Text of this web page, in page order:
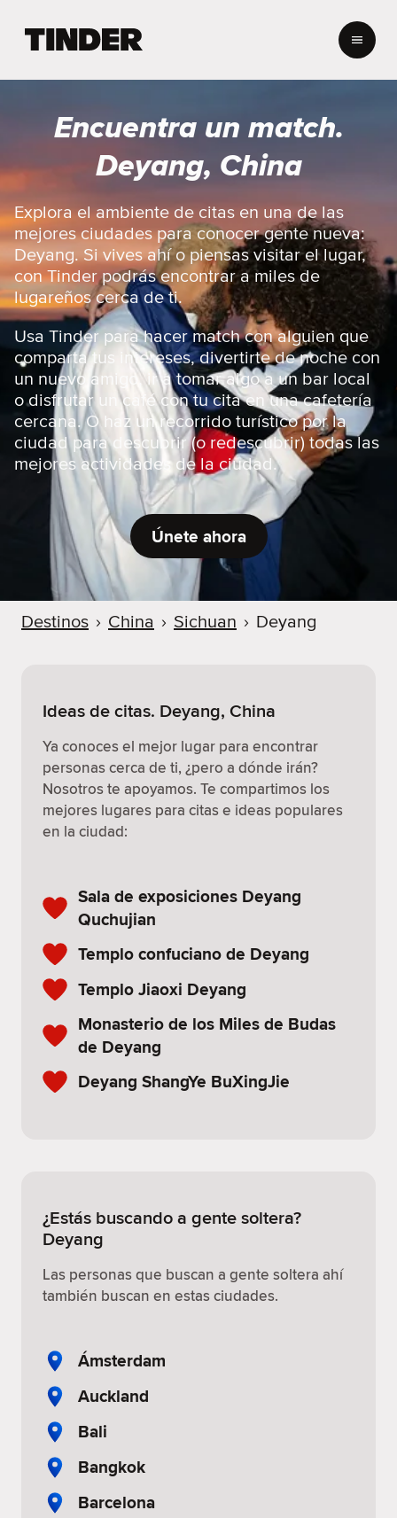
o
e
i
n
d
e
r
Encuentra un match.
Deyang, China
Explora el ambiente de citas en una de las
mejores ciudades para conocer gente nueva:
Deyang. Si vives ahí o piensas visitar el lugar,
con Tinder podrás encontrar a miles de
lugareños cerca de ti.
Usa Tinder para hacer match con alguien que
comparta tus intereses, divertirte de noche con
un nuevo amigo, ir a tomar algo a un bar local
o disfrutar un café con tu cita en una cafetería
cercana. O haz un recorrido turístico por la
ciudad para descubrir (o redescubrir) todas las
mejores actividades de la ciudad.
Únete ahora
Destinos › China › Sichuan › Deyang
Ideas de citas. Deyang, China
Ya conoces el mejor lugar para encontrar
personas cerca de ti, ¿pero a dónde irán?
Nosotros te apoyamos. Te compartimos los
mejores lugares para citas e ideas populares
en la ciudad:
Sala de exposiciones Deyang
Quchujian
Templo confuciano de Deyang
Templo Jiaoxi Deyang
Monasterio de los Miles de Budas
de Deyang
Deyang ShangYe BuXingJie
¿Estás buscando a gente soltera?
Deyang
Las personas que buscan a gente soltera ahí
también buscan en estas ciudades.
Ámsterdam
Auckland
Bali
Bangkok
Barcelona